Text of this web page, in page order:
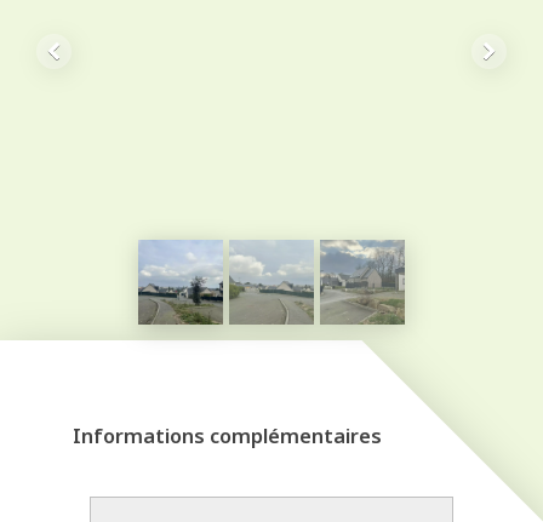
Informations complémentaires